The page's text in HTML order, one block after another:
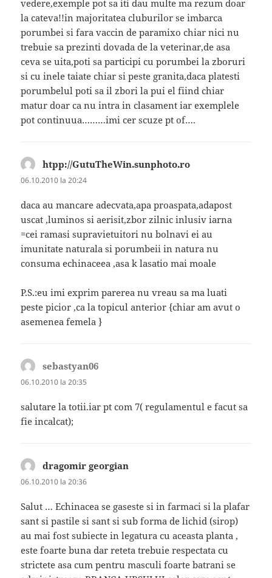
vedere,exemple pot sa iti dau multe ma rezum doar
la cateva!!in majoritatea cluburilor se imbarca
porumbei si fara vaccin de paramixo chiar nici nu
trebuie sa prezinti dovada de la veterinar,de asa
ceva se uita,poti sa participi cu porumbei la zboruri
si cu inele taiate chiar si peste granita,daca platesti
porumbelul poti sa il zbori la pui el fiind chiar
matur doar ca nu intra in clasament iar exemplele
pot continuua………imi cer scuze pt of….
htpp://GutuTheWin.sunphoto.ro
06.10.2010 la 20:24
daca au mancare adecvata,apa proaspata,adapost
uscat ,luminos si aerisit,zbor zilnic inlusiv iarna
=cei ramasi supravietuitori nu bolnavi ei au
imunitate naturala si porumbeii in natura nu
consuma echinaceea ,asa k lasatio mai moale
P.S.:eu imi exprim parerea nu vreau sa ma luati
peste picior ,ca la topicul anterior {chiar am avut o
asemenea femela }
sebastyan06
06.10.2010 la 20:35
salutare la totii.iar pt com 7( regulamentul e facut sa
fie incalcat);
dragomir georgian
06.10.2010 la 20:36
Salut … Echinacea se gaseste si in farmaci si la plafar
sant si pastile si sant si sub forma de lichid (sirop)
au mai fost subiecte in legatura cu aceasta planta ,
este foarte buna dar reteta trebuie respectata cu
strictete asa cum pentru masculi foarte batrani se